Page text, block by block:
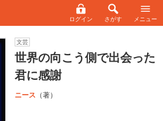
ログイン さがす メニュー
文芸
世界の向こう側で出会った
君に感謝
ニース （著）